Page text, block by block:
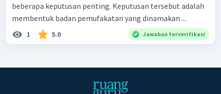
beberapa keputusan penting. Keputusan tersebut adalah
membentuk badan pemufakatan yang dinamakan ...
1 5.0 Jawaban terverifikasi